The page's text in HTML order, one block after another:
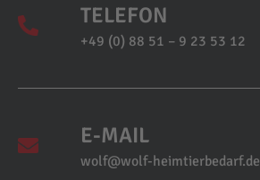
TELEFON
+49 (0) 88 51 – 9 23 53 12
E-MAIL
wolf@wolf-heimtierbedarf.de